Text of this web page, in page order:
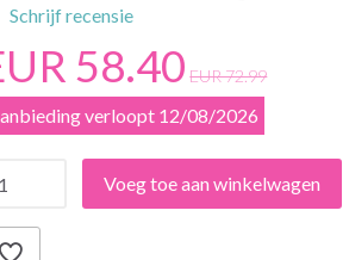
Schrijf recensie
58.40 EUR 72.99
verloopt 12/08/2026
Voeg toe aan winkelwagen